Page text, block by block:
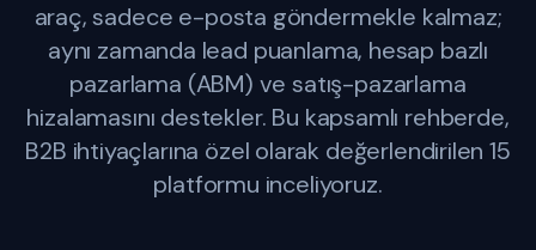
araç, sadece e-posta göndermekle kalmaz;
aynı zamanda lead puanlama, hesap bazlı
pazarlama (ABM) ve satış-pazarlama
hizalamasını destekler. Bu kapsamlı rehberde,
B2B ihtiyaçlarına özel olarak değerlendirilen 15
platformu inceliyoruz.